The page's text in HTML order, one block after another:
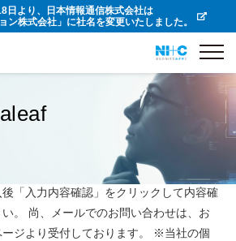
日より、日本情報通信株式会社は
ン株式会社」に社名を変更いたしました。
「入力内容確認」をクリックして内容確
。 尚、メールでのお問い合わせは、お
ージより受付しております。 ※当社の個